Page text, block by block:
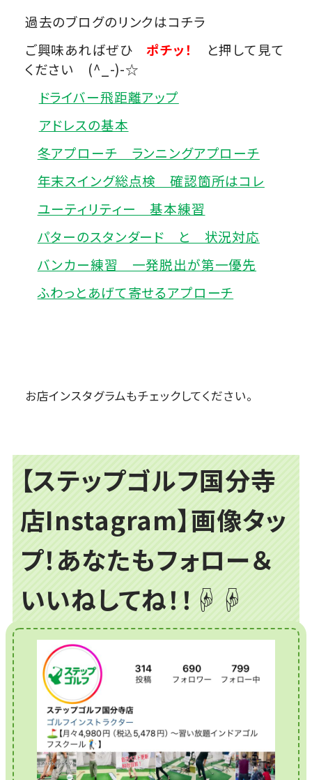
過去のブログのリンクはコチラ
ご興味あればぜひポチッ！
と押して見て
ください (^_-)-☆
ドライバー飛距離アップ
アドレスの基本
冬アプローチ ランニングアプローチ
年末スイング総点検 確認箇所はコレ
ユーティリティー 基本練習
パターのスタンダード と 状況対応
バンカー練習 一発脱出が第一優先
ふわっとあげて寄せるアプローチ
お店インスタグラムもチェックしてください。
【ステップゴルフ国分寺
店Instagram】画像タッ
プ！あなたもフォロー＆
いいねしてね！！☟☟